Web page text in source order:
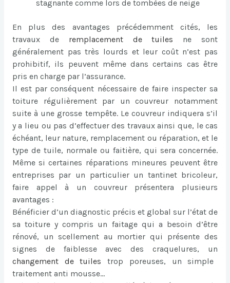
stagnante comme lors de tombées de neige
En plus des avantages précédemment cités, les
travaux de
remplacement de tuiles
ne sont
généralement pas très lourds et leur coût n’est pas
prohibitif, ils peuvent même dans certains cas être
pris en charge par l’assurance.
Il est par conséquent nécessaire de faire inspecter sa
toiture régulièrement par un couvreur notamment
suite à une grosse tempête. Le couvreur indiquera s’il
y a lieu ou pas d’effectuer des travaux ainsi que, le cas
échéant, leur nature, remplacement ou réparation, et le
type de tuile, normale ou faitière, qui sera concernée.
Même si certaines réparations mineures peuvent être
entreprises par un particulier un tantinet bricoleur,
faire appel à un couvreur présentera plusieurs
avantages :
Bénéficier d’un diagnostic précis et global sur l’état de
sa toiture y compris un faitage qui a besoin d’être
rénové, un scellement au mortier qui présente des
signes de faiblesse avec des craquelures, un
changement de tuiles trop poreuses, un simple
traitement anti mousse…